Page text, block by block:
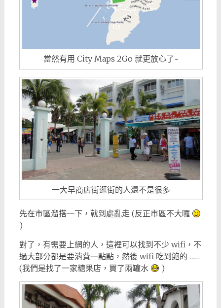
當然有用 City Maps 2Go 就更放心了~
一大早商店街逛街的人還不是很多
先在市區溜搭一下，就到處亂走 (反正市區不大囉
)
對了，有需要上網的人，這裡可以找到不少 wifi，不
過大部分都是要消費一點點，然後 wifi 吃到飽的 ……
(我們是找了一家糖果店，買了兩罐水
)